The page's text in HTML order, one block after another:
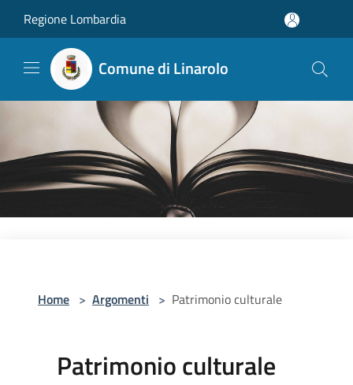
Regione Lombardia
Comune di Linarolo
Home > Argomenti > Patrimonio culturale
Patrimonio culturale